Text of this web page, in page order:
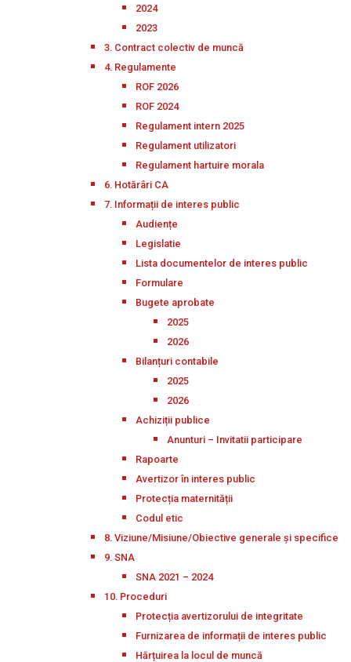
2024
2023
3. Contract colectiv de muncă
4. Regulamente
ROF 2026
ROF 2024
Regulament intern 2025
Regulament utilizatori
Regulament hartuire morala
6. Hotărâri CA
7. Informații de interes public
Audiențe
Legislatie
Lista documentelor de interes public
Formulare
Bugete aprobate
2025
2026
Bilanțuri contabile
2025
2026
Achiziții publice
Anunturi – Invitatii participare
Rapoarte
Avertizor în interes public
Protecția maternității
Codul etic
8. Viziune/Misiune/Obiective generale și specifice
9. SNA
SNA 2021 – 2024
10. Proceduri
Protecția avertizorului de integritate
Furnizarea de informații de interes public
Hărțuirea la locul de muncă